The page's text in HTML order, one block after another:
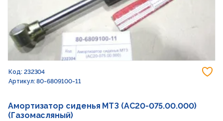
Код: 232304
Артикул: 80-6809100-11
Амортизатор сиденья МТЗ (АС20-075.00.000)
(Газомасляный)